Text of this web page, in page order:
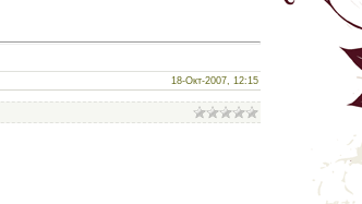
18-Окт-2007, 12:15